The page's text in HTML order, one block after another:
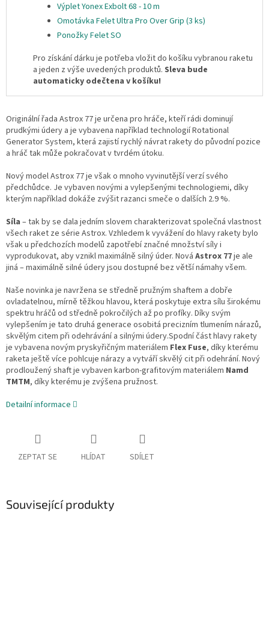
Výplet Yonex Exbolt 68 - 10 m
Omotávka Felet Ultra Pro Over Grip (3 ks)
Ponožky Felet SO
Pro získání dárku je potřeba vložit do košíku vybranou raketu
a jeden z výše uvedených produktů. Sleva bude
automaticky odečtena v košíku!
Originální řada Astrox 77 je určena pro hráče, kteří rádi dominují
prudkými údery a je vybavena například technologií Rotational
Generator System, která zajistí rychlý návrat rakety do původní pozice
a hráč tak může pokračovat v tvrdém útoku.
Nový model Astrox 77 je však o mnoho vyvinutější verzí svého
předchůdce. Je vybaven novými a vylepšenými technologiemi, díky
kterým například dokáže zvýšit razanci smeče o dalších 2.9 %.
Síla – tak by se dala jedním slovem charakterizovat společná vlastnost
všech raket ze série Astrox. Vzhledem k vyvážení do hlavy rakety bylo
však u předchozích modelů zapotřebí značné množství síly i
vyprodukovat, aby vznikl maximálně silný úder. Nová Astrox 77je ale
jiná – maximálně silné údery jsou dostupné bez větší námahy všem.
Naše novinka je navržena se středně pružným shaftem a dobře
ovladatelnou, mírně těžkou hlavou, která poskytuje extra sílu širokému
spektru hráčů od středně pokročilých až po profíky. Díky svým
vylepšením je tato druhá generace osobitá precizním tlumením nárazů,
skvělým citem při odehrávání a silnými údery.Spodní část hlavy rakety
je vybavena novým pryskyřičným materiálem Flex Fuse, díky kterému
raketa ještě více pohlcuje nárazy a vytváří skvělý cit při odehrání. Nový
prodloužený shaft je vybaven karbon-grafitovým materiálem Namd
TMTM, díky kterému je zvýšena pružnost.
Detailní informace
ZEPTAT SE HLÍDAT SDÍLET
Související produkty